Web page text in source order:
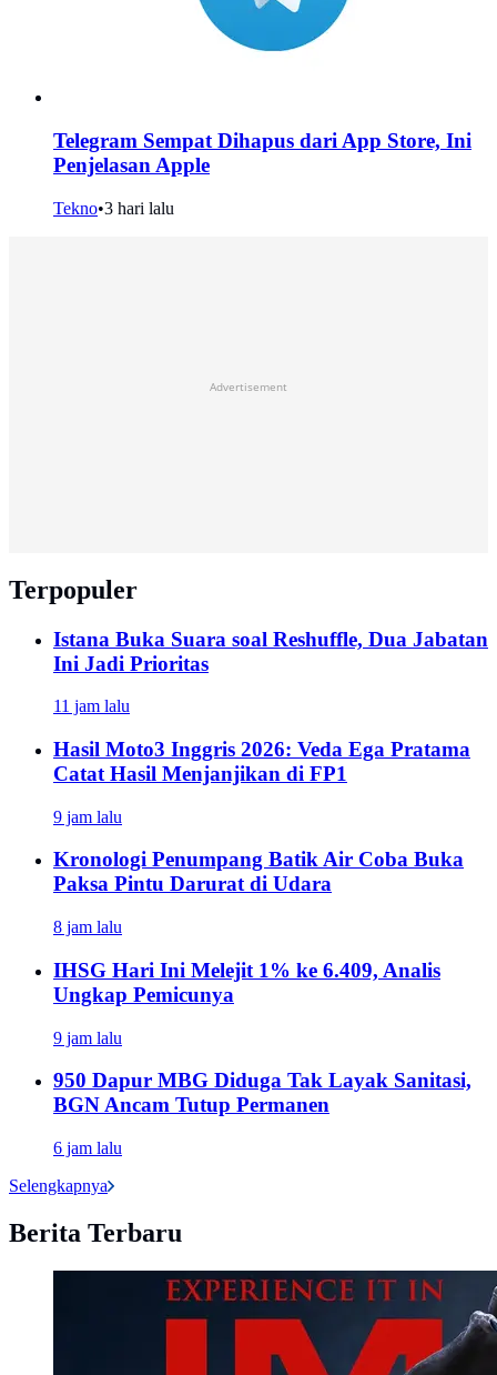
Telegram Sempat Dihapus dari App Store, Ini
Penjelasan Apple
Tekno•3 hari lalu
Advertisement
Terpopuler
Istana Buka Suara soal Reshuffle, Dua Jabatan
Ini Jadi Prioritas
11 jam lalu
Hasil Moto3 Inggris 2026: Veda Ega Pratama
Catat Hasil Menjanjikan di FP1
9 jam lalu
Kronologi Penumpang Batik Air Coba Buka
Paksa Pintu Darurat di Udara
8 jam lalu
IHSG Hari Ini Melejit 1% ke 6.409, Analis
Ungkap Pemicunya
9 jam lalu
950 Dapur MBG Diduga Tak Layak Sanitasi,
BGN Ancam Tutup Permanen
6 jam lalu
Selengkapnya
Berita Terbaru